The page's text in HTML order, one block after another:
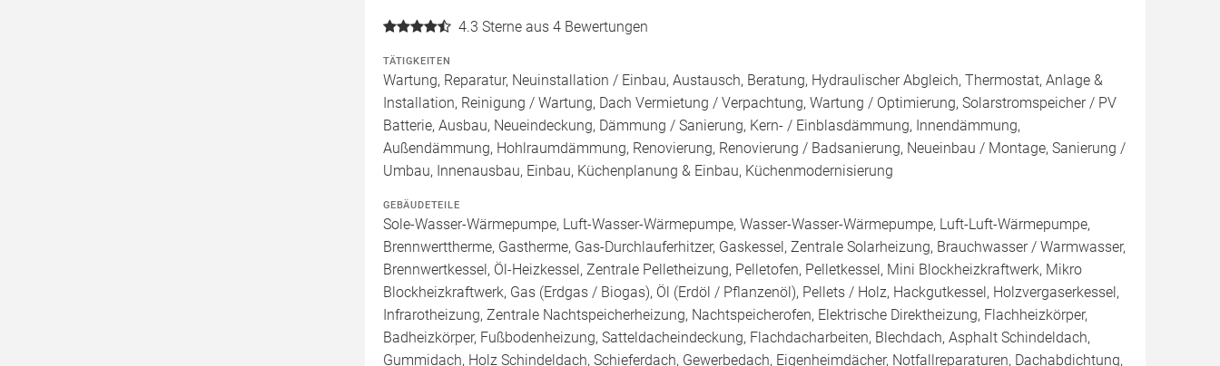
4.3 Sterne aus 4 Bewertungen
TÄTIGKEITEN
Wartung, Reparatur, Neuinstallation / Einbau, Austausch, Beratung, Hydraulischer Abgleich, Thermostat, Anlage &
Installation, Reinigung / Wartung, Dach Vermietung / Verpachtung, Wartung / Optimierung, Solarstromspeicher / PV
Batterie, Ausbau, Neueindeckung, Dämmung / Sanierung, Kern- / Einblasdämmung, Innendämmung,
Außendämmung, Hohlraumdämmung, Renovierung, Renovierung / Badsanierung, Neueinbau / Montage, Sanierung /
Umbau, Innenausbau, Einbau, Küchenplanung & Einbau, Küchenmodernisierung
GEBÄUDETEILE
Sole-Wasser-Wärmepumpe, Luft-Wasser-Wärmepumpe, Wasser-Wasser-Wärmepumpe, Luft-Luft-Wärmepumpe,
Brennwerttherme, Gastherme, Gas-Durchlauferhitzer, Gaskessel, Zentrale Solarheizung, Brauchwasser / Warmwasser,
Brennwertkessel, Öl-Heizkessel, Zentrale Pelletheizung, Pelletofen, Pelletkessel, Mini Blockheizkraftwerk, Mikro
Blockheizkraftwerk, Gas (Erdgas / Biogas), Öl (Erdöl / Pflanzenöl), Pellets / Holz, Hackgutkessel, Holzvergaserkessel,
Infrarotheizung, Zentrale Nachtspeicherheizung, Nachtspeicherofen, Elektrische Direktheizung, Flachheizkörper,
Badheizkörper, Fußbodenheizung, Satteldacheindeckung, Flachdacharbeiten, Blechdach, Asphalt Schindeldach,
Gummidach, Holz Schindeldach, Schieferdach, Gewerbedach, Eigenheimdächer, Notfallreparaturen, Dachabdichtung,